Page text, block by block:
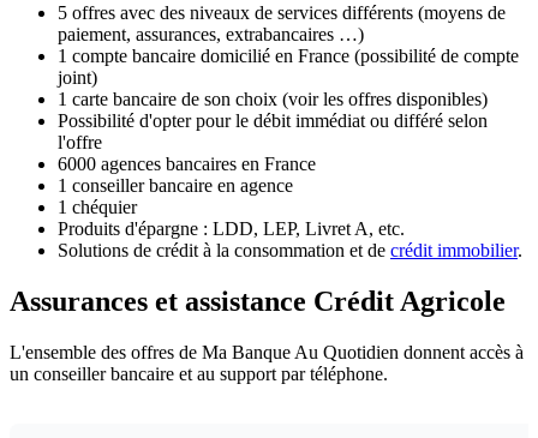
5 offres avec des niveaux de services différents (moyens de
paiement, assurances, extrabancaires …)
1 compte bancaire domicilié en France (possibilité de compte
joint)
1 carte bancaire de son choix (voir les offres disponibles)
Possibilité d'opter pour le débit immédiat ou différé selon
l'offre
6000 agences bancaires en France
1 conseiller bancaire en agence
1 chéquier
Produits d'épargne : LDD, LEP, Livret A, etc.
Solutions de crédit à la consommation et de crédit immobilier.
Assurances et assistance Crédit Agricole
L'ensemble des offres de Ma Banque Au Quotidien donnent accès à
un conseiller bancaire et au support par téléphone.